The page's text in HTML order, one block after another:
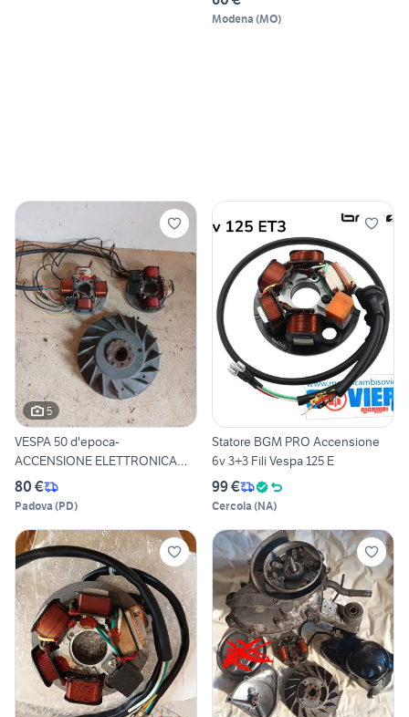
Modena (MO)
5
VESPA 50 d'epoca-
ACCENSIONE ELETTRONICA
CONO 20
80 €
Padova (PD)
Statore BGM PRO Accensione
6v 3+3 Fili Vespa 125 E
99 €
Cercola (NA)